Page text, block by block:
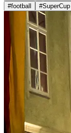
#football #SuperCup